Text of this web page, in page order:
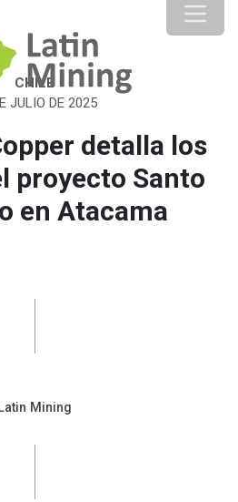
CHILE
JULIO DE 2025
detalla los
proyecto Santo
en Atacama
Latin Mining